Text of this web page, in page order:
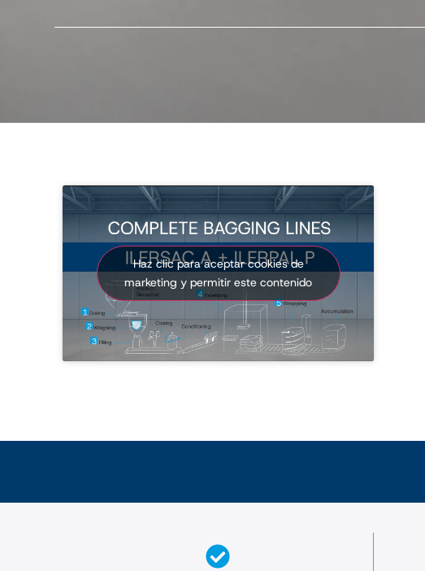
Haz clic para aceptar cookies de
marketing y permitir este contenido